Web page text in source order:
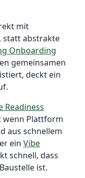
mit
statt abstrakte
Onboarding
gemeinsamen
deckt ein
Readiness
wenn Plattform
aus schnellem
ein Vibe
schnell, dass
ist.